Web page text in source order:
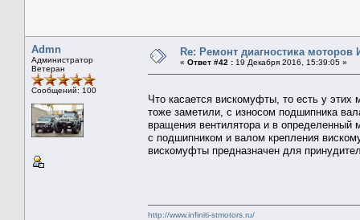
Admn
Администратор
Ветеран
Сообщений: 100
Re: Ремонт диагностика
« Ответ #42 : 19 Декабря 2016, 15:39:05 »
Что касается вискомуфты, то есть у этих
тоже заметили, с износом подшипника
вращения вентилятора и в определенный
с подшипником и валом крепления
вискомуфты предназначен для
http://www.infiniti-stmotors.ru/